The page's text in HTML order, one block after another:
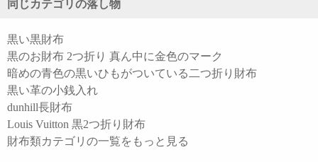
同じカテゴリの落し物
黒い黒財布
黒のお財布 2つ折り 真ん中に金色のマーク
暗めの青色の黒いひもがついている二つ折り財布
黒い革の小銭入れ
dunhill長財布
Louis Vuitton 黒2つ折り財布
財布類カテゴリの一覧をもっと見る